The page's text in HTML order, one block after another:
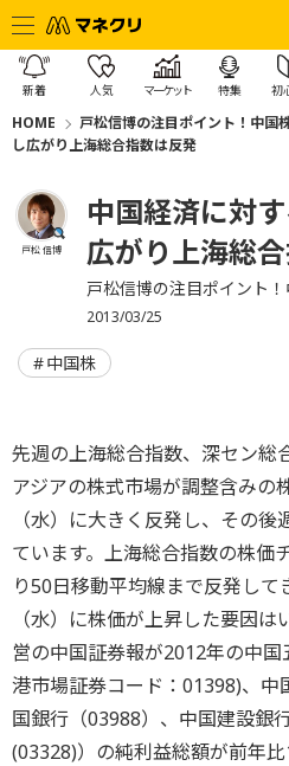
新着 人気 マーケット 特集 初
HOME 戸松信博の注目ポイント！中国
し広がり上海総合指数は反発
戸松 信博
中国経済に対
広がり上海総
戸松信博の注目ポイント
2013/03/25
中国株
先週の上海総合指数、深セン総
アジアの株式市場が調整含みの
（水）に大きく反発し、その
ています。上海総合指数の株価
り50日移動平均線まで反発して
（水）に株価が上昇した要因
営の中国証券報が2012年の中
港市場証券コード：01398)、中
国銀行（03988）、中国建設銀
(03328)）の純利益総額が前年